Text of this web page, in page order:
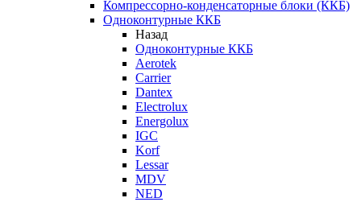
Компрессорно-конденсаторные блоки (ККБ)
Одноконтурные ККБ
Назад
Одноконтурные ККБ
Aerotek
Carrier
Dantex
Electrolux
Energolux
IGC
Korf
Lessar
MDV
NED